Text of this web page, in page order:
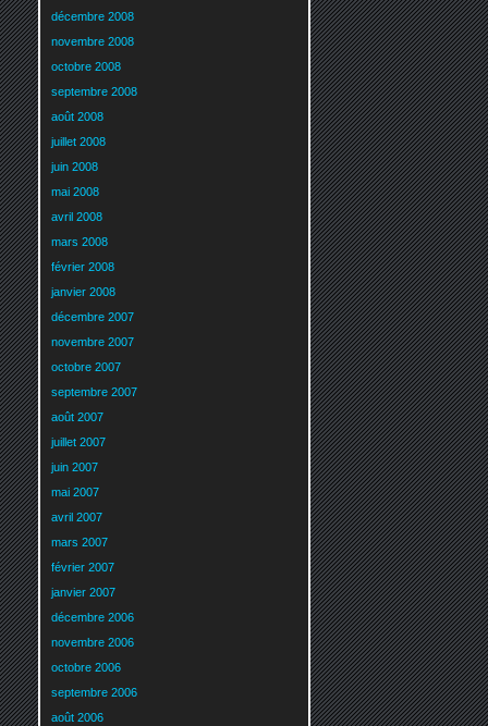
décembre 2008
novembre 2008
octobre 2008
septembre 2008
août 2008
juillet 2008
juin 2008
mai 2008
avril 2008
mars 2008
février 2008
janvier 2008
décembre 2007
novembre 2007
octobre 2007
septembre 2007
août 2007
juillet 2007
juin 2007
mai 2007
avril 2007
mars 2007
février 2007
janvier 2007
décembre 2006
novembre 2006
octobre 2006
septembre 2006
août 2006